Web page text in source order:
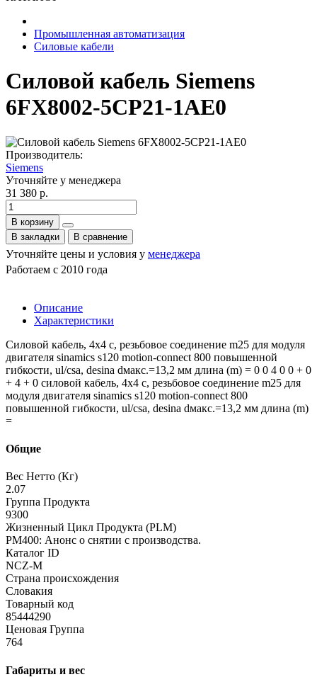
Промышленная автоматизация
Силовые кабели
Силовой кабель Siemens
6FX8002-5CP21-1AE0
Производитель:
Siemens
Уточняйте у менеджера
31 380 р.
В корзину
В закладки
В сравнение
Уточняйте цены и условия у менеджера
Работаем с 2010 года
Описание
Характеристики
Силовой кабель, 4x4 c, резьбовое соединение m25 для модуля
двигателя sinamics s120 motion-connect 800 повышенной
гибкости, ul/csa, desina dмакс.=13,2 мм длина (m) = 0 0 4 0 0 + 0
+ 4 + 0 силовой кабель, 4x4 c, резьбовое соединение m25 для
модуля двигателя sinamics s120 motion-connect 800
повышенной гибкости, ul/csa, desina dмакс.=13,2 мм длина (m)
=
Общие
Вес Нетто (Кг)
2.07
Группа Продукта
9300
Жизненный Цикл Продукта (PLM)
PM400: Анонс о снятии с производства.
Каталог ID
NCZ-M
Страна происхождения
Словакия
Товарный код
85444290
Ценовая Группа
764
Габариты и вес